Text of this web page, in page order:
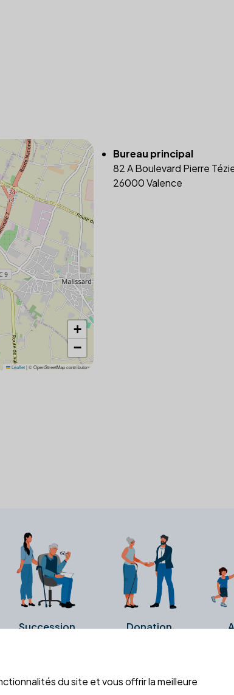
+
−
Leaflet |© OpenStreetMap contributors
Bureau principal
82 A Boulevard Pierre
26000 Valence
Succession Donation
Business de l'office notarial. Ils n'ont ni
du site et vous offrir la meilleure